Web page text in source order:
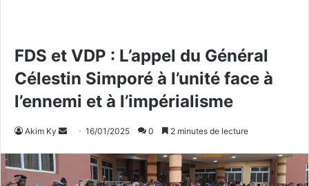
FDS et VDP : L’appel du Général
Célestin Simporé à l’unité face à
l’ennemi et à l’impérialisme
Akim Ky 16/01/2025 0 2 minutes de lecture